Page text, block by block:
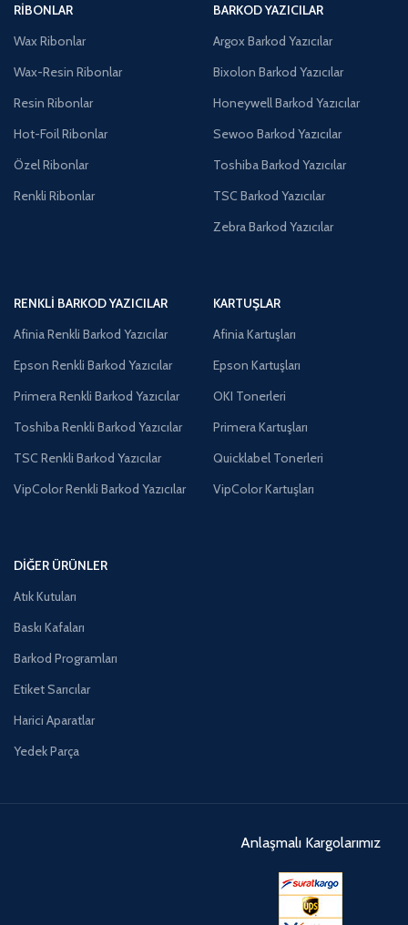
RIBONLAR
Wax Ribonlar
Wax-Resin Ribonlar
Resin Ribonlar
Hot-Foil Ribonlar
Özel Ribonlar
Renkli Ribonlar
BARKOD YAZICILAR
Argox Barkod Yazıcılar
Bixolon Barkod Yazıcılar
Honeywell Barkod Yazıcılar
Sewoo Barkod Yazıcılar
Toshiba Barkod Yazıcılar
TSC Barkod Yazıcılar
Zebra Barkod Yazıcılar
RENKLI BARKOD YAZICILAR
Afinia Renkli Barkod Yazıcılar
Epson Renkli Barkod Yazıcılar
Primera Renkli Barkod Yazıcılar
Toshiba Renkli Barkod Yazıcılar
TSC Renkli Barkod Yazıcılar
VipColor Renkli Barkod Yazıcılar
KARTUŞLAR
Afinia Kartuşları
Epson Kartuşları
OKI Tonerleri
Primera Kartuşları
Quicklabel Tonerleri
VipColor Kartuşları
DIĞER ÜRÜNLER
Atık Kutuları
Baskı Kafaları
Barkod Programları
Etiket Sarıcılar
Harici Aparatlar
Yedek Parça
Anlaşmalı Kargolarımız